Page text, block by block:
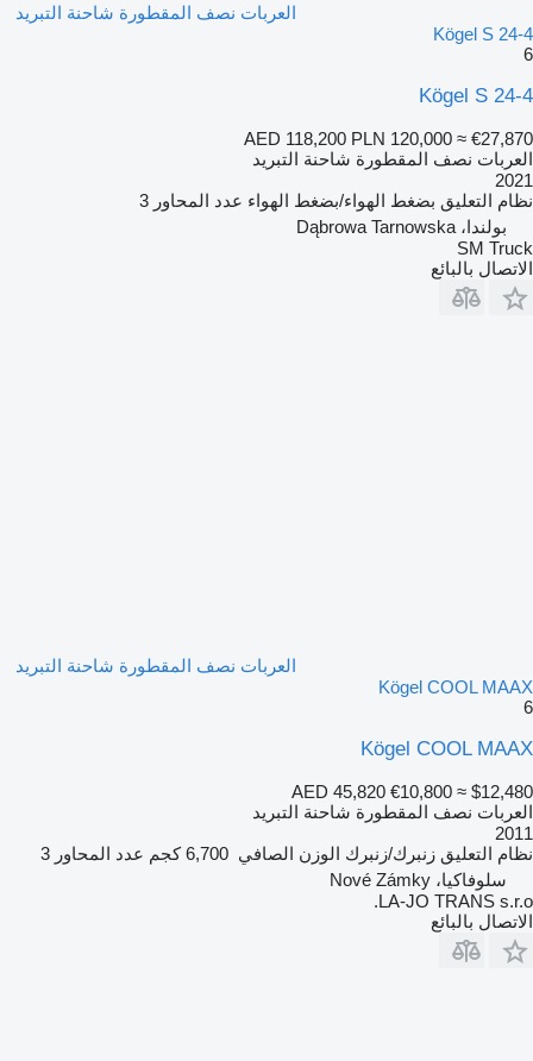
العربات نصف المقطورة شاحنة التبريد
Kögel S 24-4
6
Kögel S 24-4
AED 118,200 PLN 120,000 ≈ €27,870
العربات نصف المقطورة شاحنة التبريد
2021
نظام التعليق بضغط الهواء/بضغط الهواء عدد المحاور 3
بولندا، Dąbrowa Tarnowska
SM Truck
الاتصال بالبائع
العربات نصف المقطورة شاحنة التبريد
Kögel COOL MAAX
6
Kögel COOL MAAX
AED 45,820 €10,800 ≈ $12,480
العربات نصف المقطورة شاحنة التبريد
2011
نظام التعليق زنبرك/زنبرك الوزن الصافي 6,700 كجم عدد المحاور 3
سلوفاكيا، Nové Zámky
LA-JO TRANS s.r.o.
الاتصال بالبائع